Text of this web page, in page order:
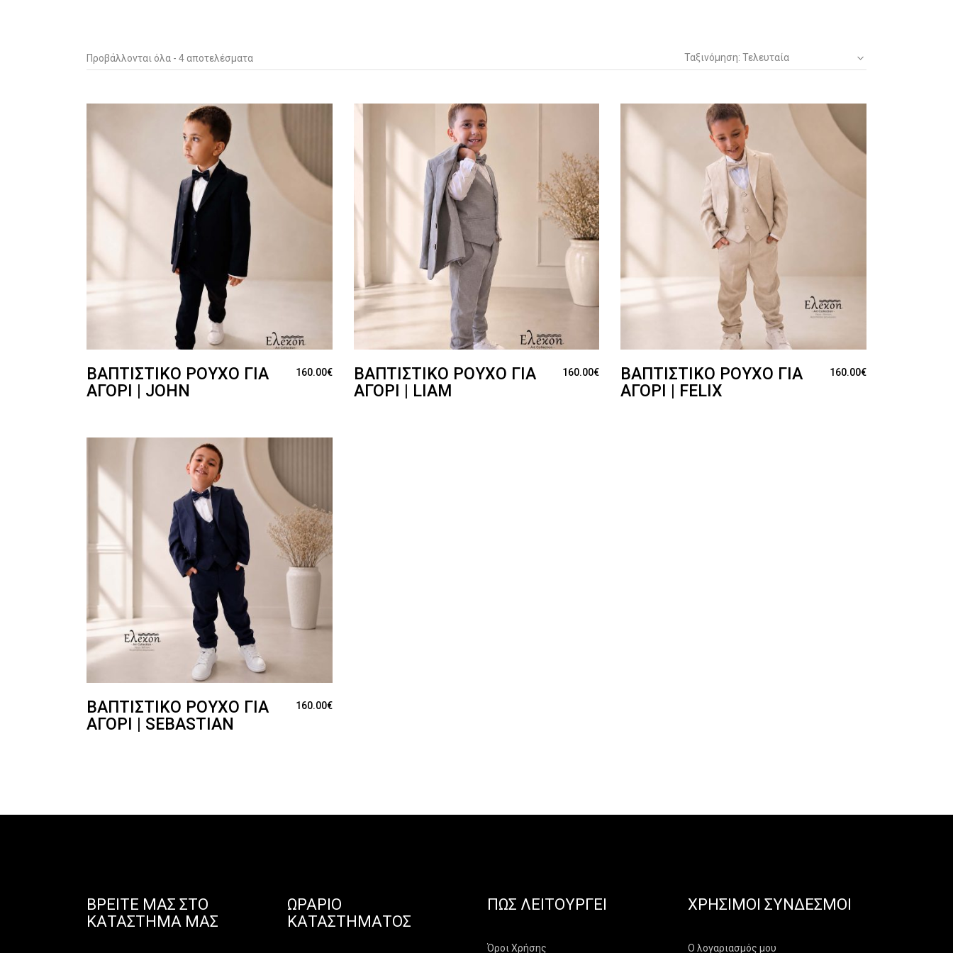
Προβάλλονται όλα - 4 αποτελέσματα
latest
Ταξινόμηση: Τελευταία
ΒΑΠΤΙΣΤΙΚΌ ΡΟΎΧΟ ΓΙΑ
ΑΓΌΡΙ | JOHN
160.00€
ΒΑΠΤΙΣΤΙΚΌ ΡΟΎΧΟ ΓΙΑ
ΑΓΌΡΙ | LIAM
160.00€
ΒΑΠΤΙΣΤΙΚΌ ΡΟΎΧΟ ΓΙΑ
ΑΓΌΡΙ | FELIX
160.00€
ΒΑΠΤΙΣΤΙΚΌ ΡΟΎΧΟ ΓΙΑ
ΑΓΌΡΙ | SEBASTIAN
160.00€
ΒΡΕΊΤΕ ΜΑΣ ΣΤΟ
ΚΑΤΆΣΤΗΜΑ ΜΑΣ
ΩΡΆΡΙΟ
ΚΑΤΑΣΤΉΜΑΤΟΣ
ΠΏΣ ΛΕΙΤΟΥΡΓΕΊ
Όροι Χρήσης
ΧΡΉΣΙΜΟΙ ΣΎΝΔΕΣΜΟΙ
Ο λογαριασμός μου